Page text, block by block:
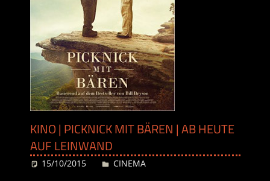
KINO | PICKNICK MIT BÄREN | AB HEUTE
AUF LEINWAND
15/10/2015 Desiree
CINEMA